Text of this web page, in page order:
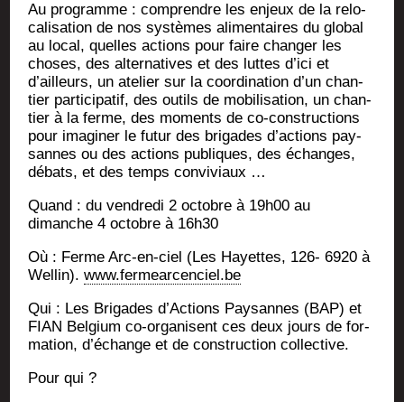
Au pro­gramme : com­prendre les enjeux de la relo­
ca­li­sa­tion de nos sys­tèmes ali­men­taires du glo­bal
au local, quelles actions pour faire chan­ger les
choses, des alter­na­tives et des luttes d’ici et
d’ailleurs, un ate­lier sur la coor­di­na­tion d’un chan­
tier par­ti­ci­pa­tif, des outils de mobi­li­sa­tion, un chan­
tier à la ferme, des moments de co-construc­tions
pour ima­gi­ner le futur des bri­gades d’actions pay­
sannes ou des actions publiques, des échanges,
débats, et des temps conviviaux …
Quand : du ven­dre­di 2 octobre à 19h00 au
dimanche 4 octobre à 16h30
Où : Ferme Arc-en-ciel (Les Hayettes, 126- 6920 à
Wel­lin).www.fermearcenciel.be
Qui : Les Bri­gades d’Actions Pay­sannes (BAP) et
FIAN Bel­gium co-orga­nisent ces deux jours de for­
ma­tion, d’échange et de construc­tion collective.
Pour qui ?